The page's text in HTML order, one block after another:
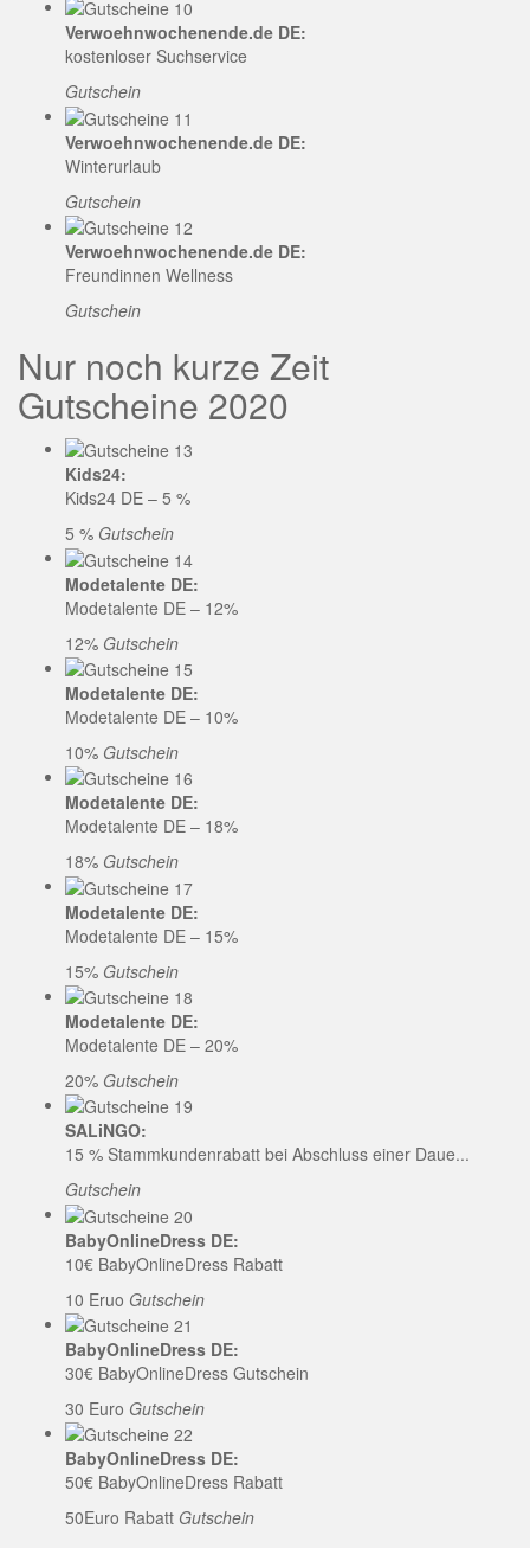
Verwoehnwochenende.de DE:
kostenloser Suchservice
Gutschein
Verwoehnwochenende.de DE:
Winterurlaub
Gutschein
Verwoehnwochenende.de DE:
Freundinnen Wellness
Gutschein
Nur noch kurze Zeit
Gutscheine 2020
Kids24:
Kids24 DE – 5 %
5 % Gutschein
Modetalente DE:
Modetalente DE – 12%
12% Gutschein
Modetalente DE:
Modetalente DE – 10%
10% Gutschein
Modetalente DE:
Modetalente DE – 18%
18% Gutschein
Modetalente DE:
Modetalente DE – 15%
15% Gutschein
Modetalente DE:
Modetalente DE – 20%
20% Gutschein
SALiNGO:
15 % Stammkundenrabatt bei Abschluss einer Daue...
Gutschein
BabyOnlineDress DE:
10€ BabyOnlineDress Rabatt
10 Eruo Gutschein
BabyOnlineDress DE:
30€ BabyOnlineDress Gutschein
30 Euro Gutschein
BabyOnlineDress DE:
50€ BabyOnlineDress Rabatt
50Euro Rabatt Gutschein